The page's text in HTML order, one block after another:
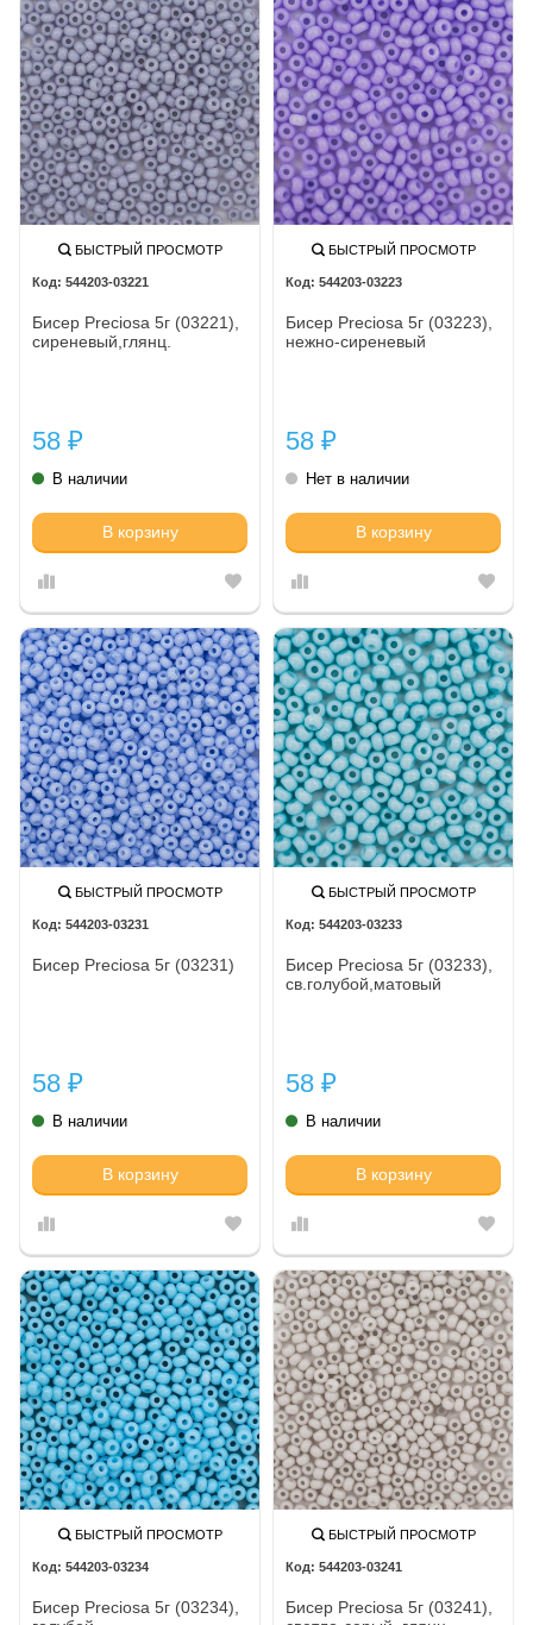
БЫСТРЫЙ ПРОСМОТР
544203-03221
Бисер Preciosa 5г (03221),
сиреневый,глянц.
58 ₽
В наличии
В корзину
БЫСТРЫЙ ПРОСМОТР
544203-03223
Бисер Preciosa 5г (03223),
нежно-сиреневый
58 ₽
Нет в наличии
В корзину
БЫСТРЫЙ ПРОСМОТР
544203-03231
Бисер Preciosa 5г (03231)
58 ₽
В наличии
В корзину
БЫСТРЫЙ ПРОСМОТР
544203-03233
Бисер Preciosa 5г (03233),
св.голубой,матовый
58 ₽
В наличии
В корзину
БЫСТРЫЙ ПРОСМОТР
544203-03234
Бисер Preciosa 5г (03234),
БЫСТРЫЙ ПРОСМОТР
544203-03241
Бисер Preciosa 5г (03241),